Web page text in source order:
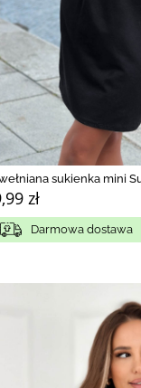
sukienka mini
zł
Darmowa dostawa